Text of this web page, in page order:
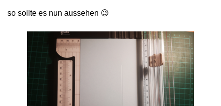
so sollte es nun aussehen 😉